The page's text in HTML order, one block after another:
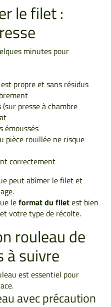
le filet :
minutes pour
propre et sans résidus
presse à chambre
émoussés
pièce rouillée ne risque
correctement
peut abîmer le filet et
leformat du filetest bien
votre type de récolte.
rouleau de
à suivre
est essentiel pour
avec précaution